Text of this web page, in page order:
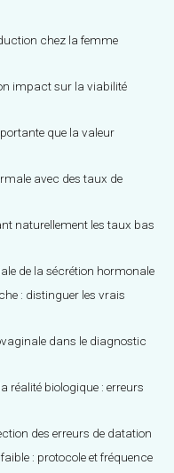
chez la femme
impact sur la viabilité
que la valeur
avec des taux de
naturellement les taux bas
de la sécrétion hormonale
: distinguer les vrais
dans le diagnostic
réalité biologique : erreurs
des erreurs de datation
: protocole et fréquence